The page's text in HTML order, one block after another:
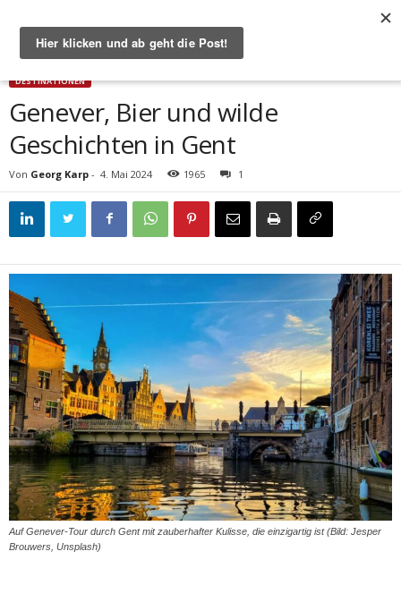
Start Destinationen Genever, Bier und wilde Geschichten in Gent
DESTINATIONEN
Genever, Bier und wilde
Geschichten in Gent
Von Georg Karp - 4. Mai 2024 1965 1
Auf Genever-Tour durch Gent mit zauberhafter Kulisse, die einzigartig ist (Bild: Jesper
Brouwers, Unsplash)